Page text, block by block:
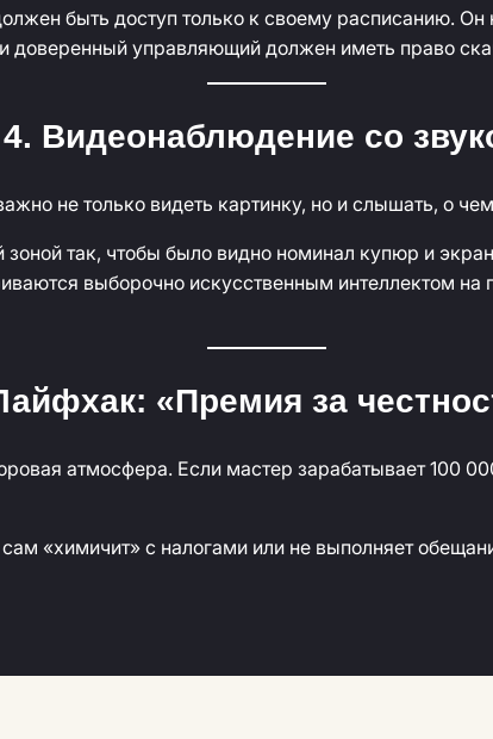
быть доступ только к своему расписанию.
доверенный управляющий должен иметь право
4. Видеонаблюдение со
не только видеть картинку, но и слышать, о чем
так, чтобы было видно номинал купюр и
выборочно искусственным интеллектом
«Премия за
атмосфера. Если мастер зарабатывает 100
«химичит» с налогами или не выполняет